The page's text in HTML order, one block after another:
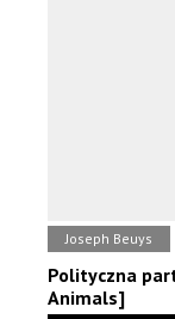
Joseph Beuys
Polityczna
Animals]